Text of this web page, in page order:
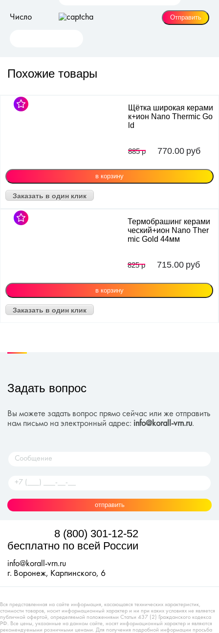
Число
Похожие товары
Щётка широкая керами
к+ион Nano Thermic Go
ld
885 р 770.00 руб
Заказать в один клик
Термобрашинг керами
ческий+ион Nano Ther
mic Gold 44мм
825 р 715.00 руб
Заказать в один клик
Задать вопрос
Вы можете задать вопрос прямо сейчас или же отправить
нам письмо на электронный адрес: info@korall-vrn.ru.
отправить
8 (800) 301-12-52
бесплатно по всей России
info@korall-vrn.ru
г. Воронеж, Карпинского, 6
Вся представленная на сайте информация, касающаяся технических характеристик,
стоимости товаров, носит информационный характер и ни при каких условиях не является
публичной офертой, определяемой положениями Статьи 437 (2) Гражданского кодекса
РФ. Все цены, указанные на данном сайте, носят информационный характер и являются
рекомендуемыми розничными ценами. Для получения подробной информации просьба